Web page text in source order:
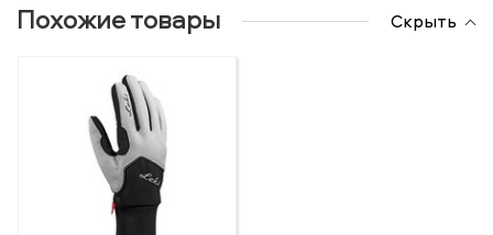
Похожие товары Скрыть